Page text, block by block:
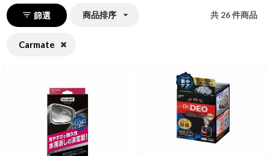
篩選 商品排序
Carmate
共 26件商品